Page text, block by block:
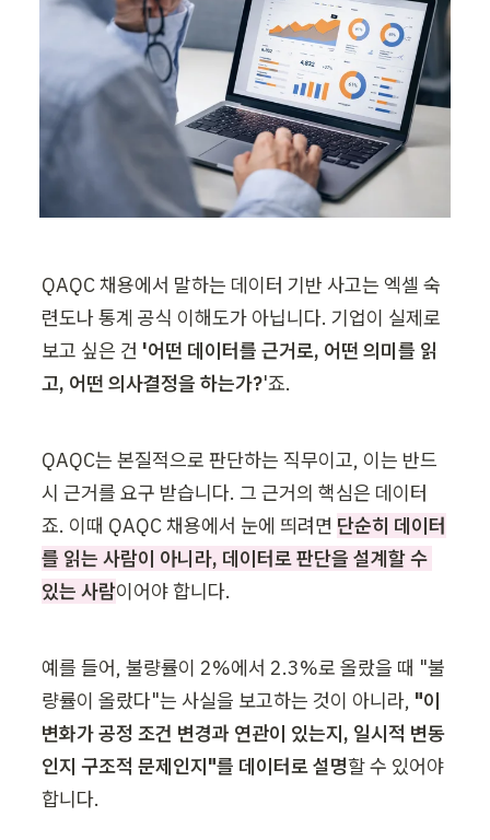
QAQC 채용에서 말하는 데이터 기반 사고는 엑셀 숙
련도나 통계 공식 이해도가 아닙니다. 기업이 실제로
보고 싶은 건 '어떤 데이터를 근거로, 어떤 의미를 읽
고, 어떤 의사결정을 하는가?'죠.
QAQC는 본질적으로 판단하는 직무이고, 이는 반드
시 근거를 요구 받습니다. 그 근거의 핵심은 데이터
죠. 이때 QAQC 채용에서 눈에 띄려면 단순히 데이터
를 읽는 사람이 아니라, 데이터로 판단을 설계할 수
있는 사람이어야 합니다.
예를 들어, 불량률이 2%에서 2.3%로 올랐을 때 "불
량률이 올랐다"는 사실을 보고하는 것이 아니라, "이
변화가 공정 조건 변경과 연관이 있는지, 일시적 변동
인지 구조적 문제인지"를 데이터로 설명할 수 있어야
합니다.